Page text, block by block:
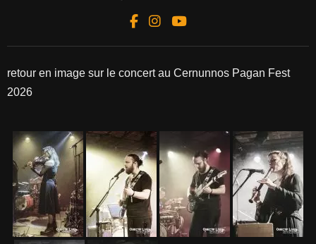
retour en image sur le concert au Cernunnos Pagan Fest
2026